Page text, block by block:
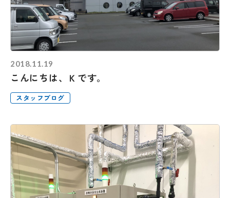
2018.11.19
こんにちは、Ｋです。
スタッフブログ